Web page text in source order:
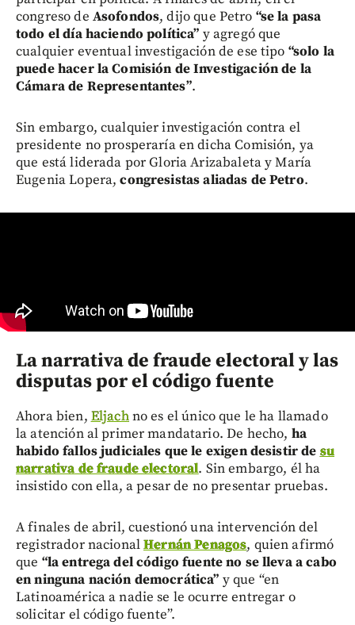
congreso de Asofondos, dijo que Petro “se la pasa
todo el día haciendo política” y agregó que
cualquier eventual investigación de ese tipo “solo la
puede hacer la Comisión de Investigación de la
Cámara de Representantes”.
Sin embargo, cualquier investigación contra el
presidente no prosperaría en dicha Comisión, ya
que está liderada por Gloria Arizabaleta y María
Eugenia Lopera,congresistas aliadas de Petro.
La narrativa de fraude electoral y las
disputas por el código fuente
Ahora bien, Eljachno es el único que le ha llamado
la atención al primer mandatario. De hecho, ha
habido fallos judiciales que le exigen desistir de su
narrativa de fraude electoral. Sin embargo, él ha
insistido con ella, a pesar de no presentar pruebas.
A finales de abril, cuestionó una intervención del
registrador nacionalHernán Penagos, quien afirmó
que “la entrega del código fuente no se lleva a cabo
en ninguna nación democrática” y que “en
Latinoamérica a nadie se le ocurre entregar o
solicitar el código fuente”.